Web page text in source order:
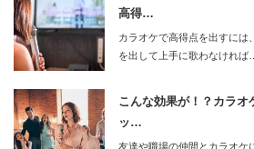
高得…
カラオケで高得点を出すには
を出して上手に歌わなければ…
こんな効果が！？カラオ
ッ…
友達や職場の仲間とカラオケ